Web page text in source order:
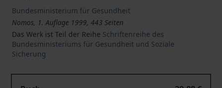
Bundesministerium für Gesundheit
Nomos, 1. Auflage 1999, 443 Seiten
Das Werk ist Teil der Reihe Schriftenreihe des
Bundesministeriums für Gesundheit und Soziale
Sicherung